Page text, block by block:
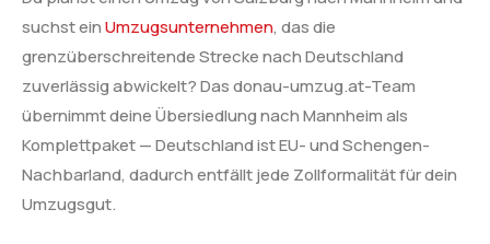
suchst einUmzugsunternehmen, das die
grenzüberschreitende Strecke nach Deutschland
zuverlässig abwickelt? Das donau-umzug.at-Team
übernimmt deine Übersiedlung nach Mannheim als
Komplettpaket — Deutschland ist EU- und Schengen-
Nachbarland, dadurch entfällt jede Zollformalität für dein
Umzugsgut.